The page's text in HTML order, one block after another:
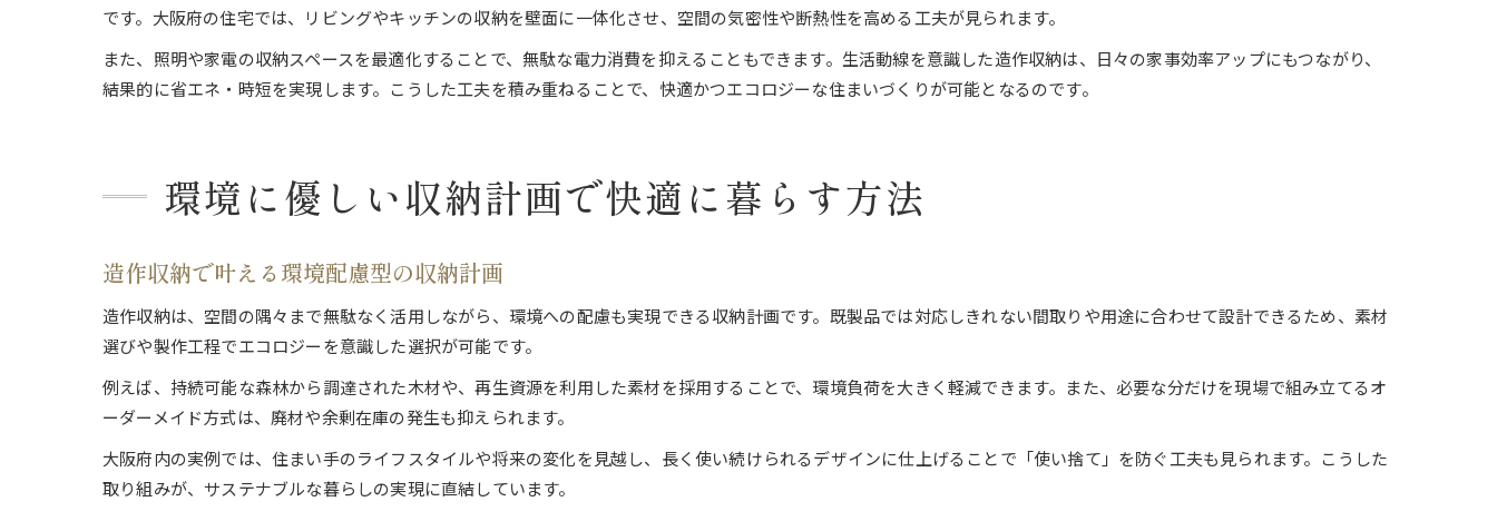
です。大阪府の住宅では、リビングやキッチンの収納を壁面に一体化させ、空間の気密性や断熱性を高める工夫が見られます。
また、照明や家電の収納スペースを最適化することで、無駄な電力消費を抑えることもできます。生活動線を意識した造作収納は、日々の家事効率アップにもつながり、
結果的に省エネ・時短を実現します。こうした工夫を積み重ねることで、快適かつエコロジーな住まいづくりが可能となるのです。
環境に優しい収納計画で快適に暮らす方法
造作収納で叶える環境配慮型の収納計画
造作収納は、空間の隅々まで無駄なく活用しながら、環境への配慮も実現できる収納計画です。既製品では対応しきれない間取りや用途に合わせて設計できるため、素材
選びや製作工程でエコロジーを意識した選択が可能です。
例えば、持続可能な森林から調達された木材や、再生資源を利用した素材を採用することで、環境負荷を大きく軽減できます。また、必要な分だけを現場で組み立てるオ
ーダーメイド方式は、廃材や余剰在庫の発生も抑えられます。
大阪府内の実例では、住まい手のライフスタイルや将来の変化を見越し、長く使い続けられるデザインに仕上げることで「使い捨て」を防ぐ工夫も見られます。こうした
取り組みが、サステナブルな暮らしの実現に直結しています。